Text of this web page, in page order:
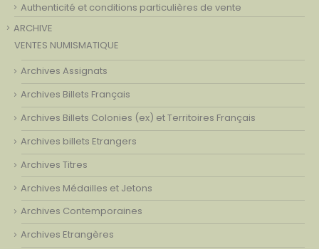
Authenticité et conditions particulières de vente
ARCHIVE
VENTES NUMISMATIQUE
Archives Assignats
Archives Billets Français
Archives Billets Colonies (ex) et Territoires Français
Archives billets Etrangers
Archives Titres
Archives Médailles et Jetons
Archives Contemporaines
Archives Etrangères